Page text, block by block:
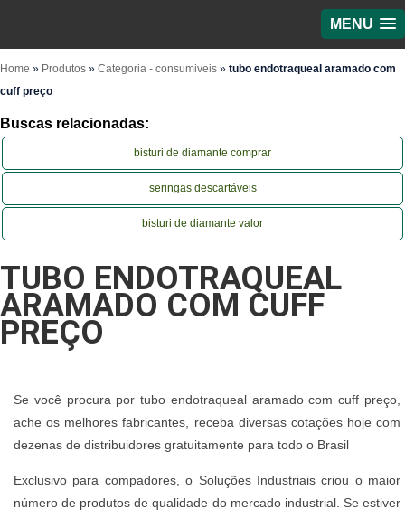
MENU
Home » Produtos » Categoria - consumiveis » tubo endotraqueal aramado com
cuff preço
Buscas relacionadas:
bisturi de diamante comprar
seringas descartáveis
bisturi de diamante valor
TUBO ENDOTRAQUEAL
ARAMADO COM CUFF
PREÇO
Se você procura por tubo endotraqueal aramado com cuff preço,
ache os melhores fabricantes, receba diversas cotações hoje com
dezenas de distribuidores gratuitamente para todo o Brasil
Exclusivo para compadores, o Soluções Industriais criou o maior
número de produtos de qualidade do mercado industrial. Se estiver